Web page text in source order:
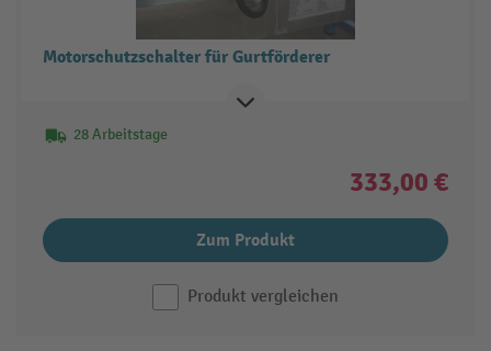
Motorschutzschalter für Gurtförderer
28 Arbeitstage
333,00 €
Zum Produkt
Produkt vergleichen